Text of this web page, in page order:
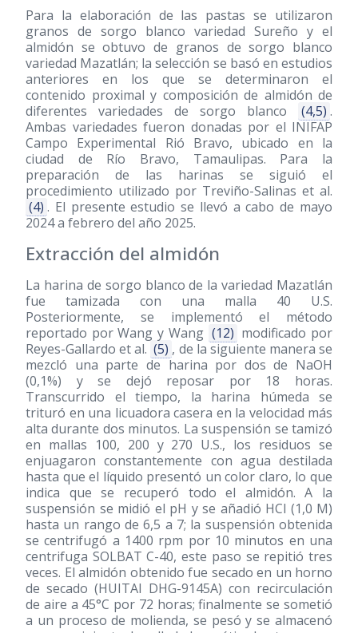
Para la elaboración de las pastas se utilizaron
granos de sorgo blanco variedad Sureño y el
almidón se obtuvo de granos de sorgo blanco
variedad Mazatlán; la selección se basó en estudios
anteriores en los que se determinaron el
contenido proximal y composición de almidón de
diferentes variedades de sorgo blanco
(4,5) .
Ambas variedades fueron donadas por el INIFAP
Campo Experimental Rió Bravo, ubicado en la
ciudad de Río Bravo, Tamaulipas. Para la
preparación de las harinas se siguió el
procedimiento utilizado por Treviño-Salinas et al.
(4) . El presente estudio se llevó a cabo de mayo
2024 a febrero del año 2025.
Extracción del almidón
La harina de sorgo blanco de la variedad Mazatlán
fue tamizada con una malla 40 U.S.
Posteriormente, se implementó el método
reportado por Wang y Wang (12) modificado por
Reyes-Gallardo et al. (5) , de la siguiente manera se
mezcló una parte de harina por dos de NaOH
(0,1%) y se dejó reposar por 18 horas.
Transcurrido el tiempo, la harina húmeda se
trituró en una licuadora casera en la velocidad más
alta durante dos minutos. La suspensión se tamizó
en mallas 100, 200 y 270 U.S., los residuos se
enjuagaron constantemente con agua destilada
hasta que el líquido presentó un color claro, lo que
indica que se recuperó todo el almidón. A la
suspensión se midió el pH y se añadió HCl (1,0 M)
hasta un rango de 6,5 a 7; la suspensión obtenida
se centrifugó a 1400 rpm por 10 minutos en una
centrifuga SOLBAT C-40, este paso se repitió tres
veces. El almidón obtenido fue secado en un horno
de secado (HUITAI DHG-9145A) con recirculación
de aire a 45°C por 72 horas; finalmente se sometió
a un proceso de molienda, se pesó y se almacenó